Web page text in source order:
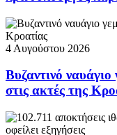
4 Αυγούστου 2026
Βυζαντινό
στις ακτές της